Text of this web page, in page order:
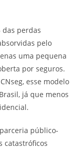
das perdas
pelo
uma pequena
por seguros.
esse modelo
já que menos
público-
catastróficos